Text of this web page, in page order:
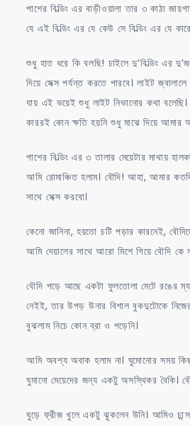
পাশের বিল্ডিং এর বাড়ীওয়ালা তার ৩ কাঠা
যে এই বিল্ডিং এর যে কেউ সে বিল্ডিং এর যে
শুধু হাত ধরে কি বলছি! চাইলে দু’বিল্ডিং এর
দিয়ে সেক্স পর্যন্ত করতে পারবে। লাইট জ্বালালে
যায় এই ভয়েই শুধু লাইট নিভানোর কথা বলেছি।
কাররই কোন ক্ষতি হয়নি শুধু মাঝে দিয়ে আমার
পাশের বিল্ডিং এর ৩ তালার মেয়েটার মাথায়
আমি রোমাঞ্চিত হলাম। বৌদি! আহা, আমার
সাথে সেক্স করবো।
কেনো জানিনা, হয়তো চটি পড়ার কারনেই,
আমি দেয়ালের সাথে আরো মিশে গিয়ে বৌদি কে
বৌদি পড়ে আছে একটা ফুলতোলা মেটে রঙের
নেইই, তার উপড় উনার বিশাল বুকদুটোকে নিজের
বুঝলাম নিচে কোন ব্রা ও পড়েনি।
আমি অবশ্য অবাক হলাম না। ঘুমোনোর সময়
ঘুমানো মেয়েদের জন্য একটু অসস্থিকর বৈকি।
ঘুড়ে ফ্রীজ খুলে একটু ঝুকলেন উনি। আমিও